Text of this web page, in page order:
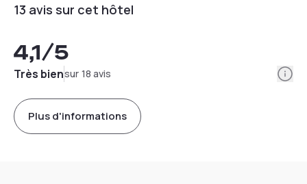
13 avis sur cet hôtel
4,1/5
Très biensur 18 avis
Plus d'informations